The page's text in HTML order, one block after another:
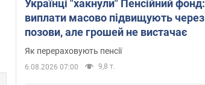
Українці "хакнули" Пенсійний фонд:
виплати масово підвищують через
позови, але грошей не вистачає
Як перераховують пенсії
6.08.2026 07:00 9,8 т.